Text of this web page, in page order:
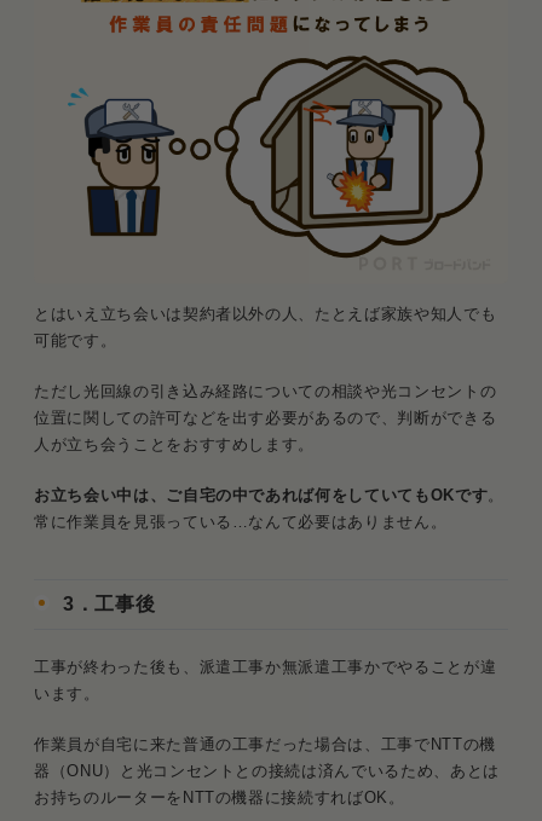
とはいえ立ち会いは契約者以外の人、たとえば家族や知人でも
可能です。
ただし光回線の引き込み経路についての相談や光コンセントの
位置に関しての許可などを出す必要があるので、判断ができる
人が立ち会うことをおすすめします。
お立ち会い中は、ご自宅の中であれば何をしていてもOKです。
常に作業員を見張っている…なんて必要はありません。
3．工事後
工事が終わった後も、派遣工事か無派遣工事かでやることが違
います。
作業員が自宅に来た普通の工事だった場合は、工事でNTTの機
器（ONU）と光コンセントとの接続は済んでいるため、あとは
お持ちのルーターをNTTの機器に接続すればOK。